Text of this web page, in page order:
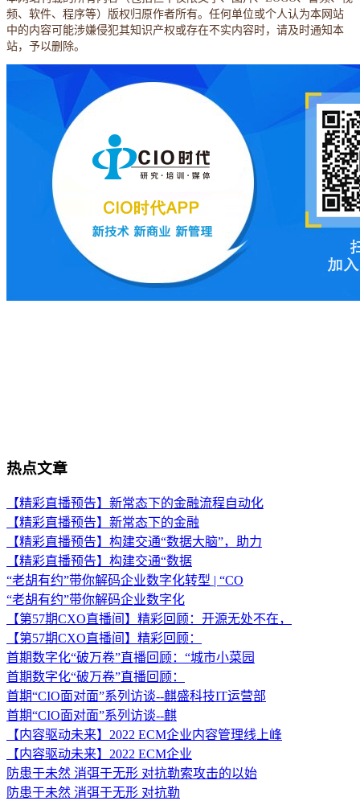
频、软件、程序等）版权归原作者所有。任何单位或个人认为本网站
中的内容可能涉嫌侵犯其知识产权或存在不实内容时，请及时通知本
站，予以删除。
热点文章
【精彩直播预告】新常态下的金融流程自动化
【精彩直播预告】新常态下的金融
【精彩直播预告】构建交通“数据大脑”，助力
【精彩直播预告】构建交通“数据
“老胡有约”带你解码企业数字化转型 | “CO
“老胡有约”带你解码企业数字化
【第57期CXO直播间】精彩回顾：开源无处不在，
【第57期CXO直播间】精彩回顾：
首期数字化“破万卷”直播回顾：“城市小菜园
首期数字化“破万卷”直播回顾：
首期“CIO面对面”系列访谈--麒盛科技IT运营部
首期“CIO面对面”系列访谈--麒
【内容驱动未来】2022 ECM企业内容管理线上峰
【内容驱动未来】2022 ECM企业
防患于未然 消弭于无形 对抗勒索攻击的以始
防患于未然 消弭于无形 对抗勒